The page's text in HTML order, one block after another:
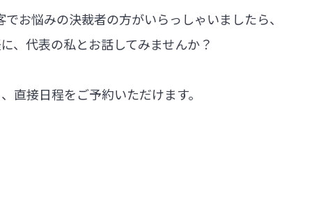
お悩みの決裁者の方がいらっしゃいましたら、
、代表の私とお話してみませんか？
直接日程をご予約いただけます。